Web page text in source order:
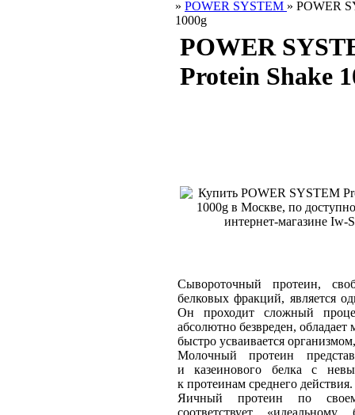
» POWER SYSTEM » POWER
1000g
POWER
Protein Shake
Сывороточный протеин,
белковых фракций, является
Он проходит сложный
абсолютно безвреден,
быстро усваивается
Молочный протеин
и казеинового белка с
к протеинам среднего действия.
Яичный протеин по
соответствует